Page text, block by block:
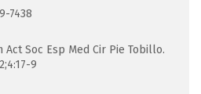
7438
Act Soc Esp Med Cir Pie Tobillo.
9